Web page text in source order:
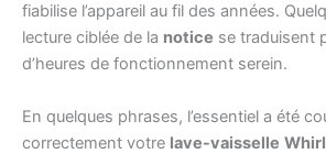
fiabilise l’appareil au fil des années.
lecture ciblée de la notice se traduisent
d’heures de fonctionnement serein.
En quelques phrases, l’essentiel a été
correctement votre lave-vaisselle